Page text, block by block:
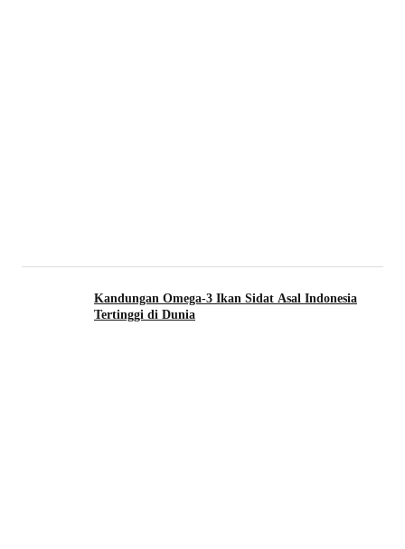
Kandungan Omega-3 Ikan Sidat Asal Indonesia
Tertinggi di Dunia